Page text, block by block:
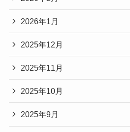
2026年1月
2025年12月
2025年11月
2025年10月
2025年9月